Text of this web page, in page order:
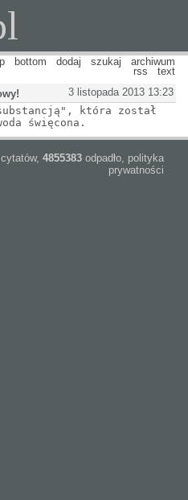
bottom dodaj szukaj
archiwum
rss
text
3 listopada 2013 13:23
która został
święcona.
4855383 odpadło, polityka
prywatności